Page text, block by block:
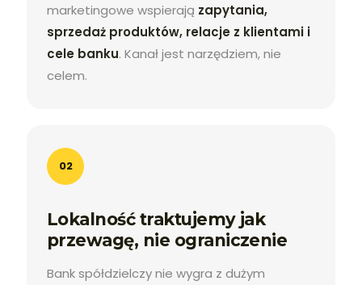
marketingowe wspierają zapytania,
sprzedaż produktów, relacje z klientami i
cele banku. Kanał jest narzędziem, nie
celem.
02
Lokalność traktujemy jak
przewagę, nie ograniczenie
Bank spółdzielczy nie wygra z dużym